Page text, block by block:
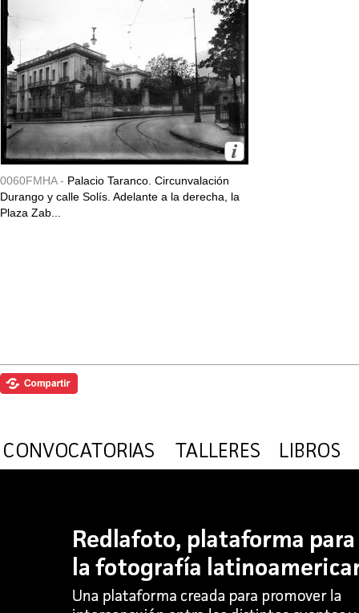
0060FMHA - Palacio Taranco. Circunvalación
Durango y calle Solís. Adelante a la derecha, la
Plaza Zab...